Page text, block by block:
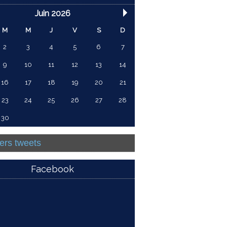
Juin 2026
M M J V S D
2 3 4 5 6 7
9 10 11 12 13 14
16 17 18 19 20 21
23 24 25 26 27 28
30
tweets
Facebook